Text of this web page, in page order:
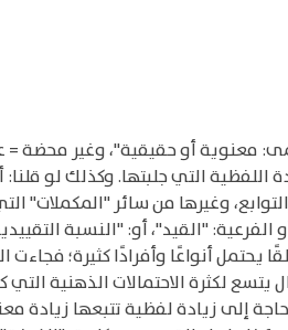
أو حقيقية"، وغير محضة =
اللفظية التي جلبتها. وكذلك لو
وغيرها من سائر
"القيد"، أو: "النسبة
يحتمل أنواعًا وأفرادًا كثيرة؛
يتسع لكثرة الاحتمالات الذهنية
إلى زيادة لفظية تتبعها زيادة